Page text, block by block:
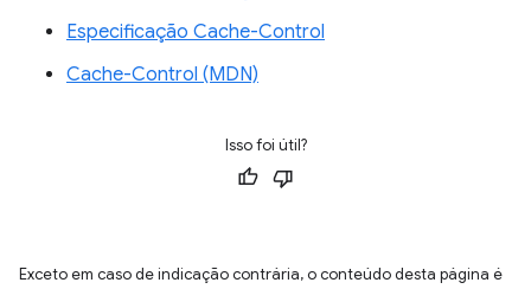
Especificação Cache-Control
Cache-Control (MDN)
Isso foi útil?
Exceto em caso de indicação contrária, o conteúdo desta página é